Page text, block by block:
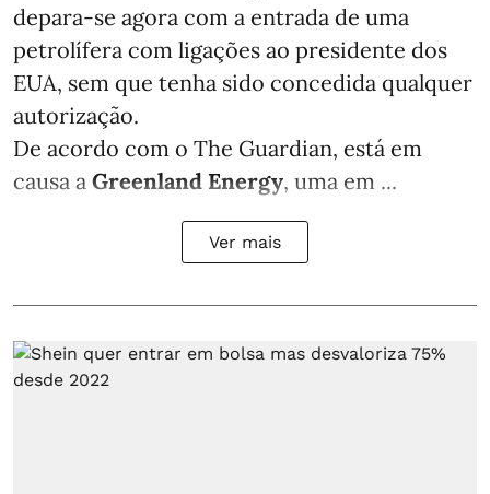
depara-se agora com a entrada de uma
petrolífera com ligações ao presidente dos
EUA, sem que tenha sido concedida qualquer
autorização.
De acordo com o The Guardian, está em
causa a Greenland Energy, uma em ...
Ver mais